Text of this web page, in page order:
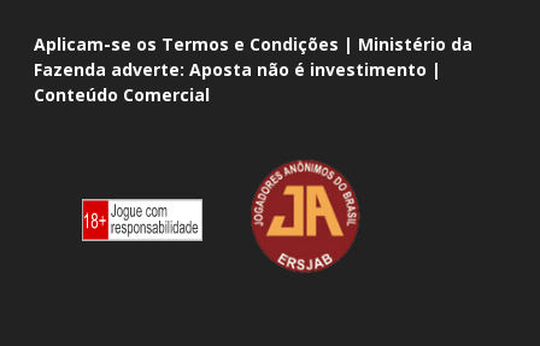
Aplicam-se os Termos e Condições | Ministério da
Fazenda adverte: Aposta não é investimento |
Conteúdo Comercial